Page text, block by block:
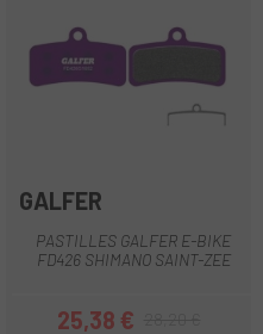
GALFER
PASTILLES GALFER E-BIKE
FD426 SHIMANO SAINT-ZEE
25,38 €